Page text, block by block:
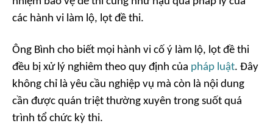
các hành vi làm lộ, lọt đề thi.
Ông Bình cho biết mọi hành vi cố ý làm lộ, lọt đề thi
đều bị xử lý nghiêm theo quy định của pháp luật. Đây
không chỉ là yêu cầu nghiệp vụ mà còn là nội dung
cần được quán triệt thường xuyên trong suốt quá
trình tổ chức kỳ thi.